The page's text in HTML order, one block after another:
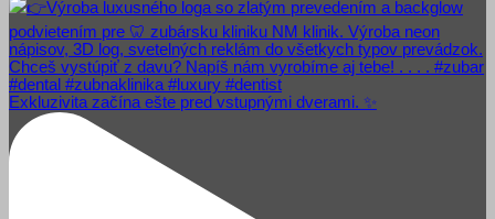
Exkluzivita začína ešte pred vstupnými dverami. ✨